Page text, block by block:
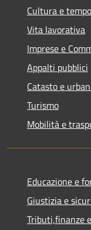
Cultura e
Vita lavorativa
Imprese e
Appalti pubblici
Catasto e
Turismo
Mobilità e
Educazione e
Giustizia e
Tributi,finanze